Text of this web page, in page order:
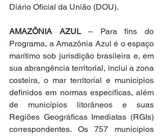
Diário Oficial da União (DOU).
AMAZÔNIA AZUL – Para fins do
Programa, a Amazônia Azul é o espaço
marítimo sob jurisdição brasileira e, em
sua abrangência territorial, inclui a zona
costeira, o mar territorial e municípios
definidos em normas específicas, além
de municípios litorâneos e suas
Regiões Geográficas Imediatas (RGIs)
correspondentes. Os 757 municípios